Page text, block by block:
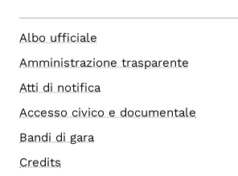
Albo ufficiale
Amministrazione trasparente
Atti di notifica
Accesso civico e documentale
Bandi di gara
Credits